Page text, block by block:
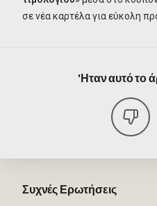
σε νέα καρτέλα για εύκολη
'Ηταν αυτό το
Συχνές Ερωτήσεις